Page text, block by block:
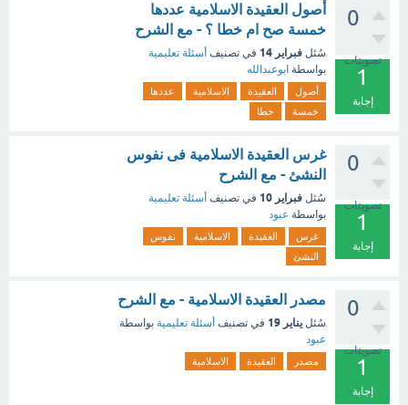
0
تصويتات
1
إجابة
أصول العقيدة الاسلامية عددها
خمسة صح ام خطا ؟ - مع الشرح
سُئل فبراير 14 في تصنيف أسئلة تعليمية
بواسطة ابوعبدالله
أصول العقيدة الاسلامية
عددها
خمسة
خطا
0
تصويتات
1
إجابة
غرس العقيدة الاسلامية فى نفوس
النشئ - مع الشرح
سُئل فبراير 10 في تصنيف أسئلة تعليمية
بواسطة عبود
غرس العقيدة الاسلامية
نفوس
النشئ
0
تصويتات
1
إجابة
مصدر العقيدة الاسلامية - مع الشرح
سُئل يناير 19 في تصنيف أسئلة تعليمية بواسطة
عبود
مصدر العقيدة الاسلامية